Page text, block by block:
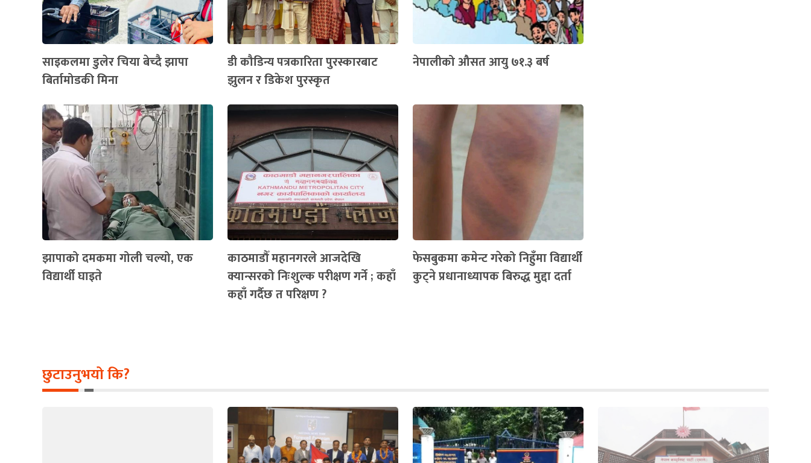
साइकलमा डुलेर चिया बेच्दै झापा
बिर्तामोडकी मिना
डी कौडिन्य पत्रकारिता पुरस्कारबाट
झुलन र डिकेश पुरस्कृत
नेपालीको औसत आयु ७१.३ बर्ष
झापाको दमकमा गोली चल्यो, एक
विद्यार्थी घाइते
काठमाडौँ महानगरले आजदेखि
क्यान्सरको निःशुल्क परीक्षण गर्ने ; कहाँ
कहाँ गर्दैछ त परिक्षण ?
फेसबुकमा कमेन्ट गरेको निहुँमा विद्यार्थी
कुट्ने प्रधानाध्यापक बिरुद्ध मुद्दा दर्ता
छुटाउनुभयो कि?